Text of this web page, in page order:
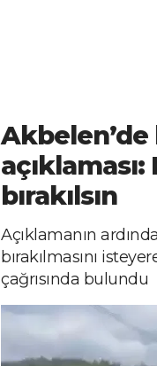
Akbelen’de
bırakılsın
Açıklamanın
bırakılmasını
çağrısında bulundu